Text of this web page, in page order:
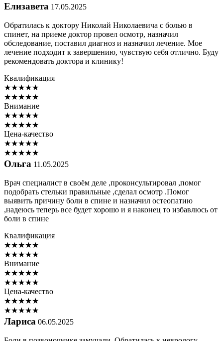
Елизавета 17.05.2025
Обратилась к доктору Николай Николаевича с болью в
спинет, на приеме доктор провел осмотр, назначил
обследование, поставил диагноз и назначил лечение. Мое
лечение подходит к завершению, чувствую себя отлично. Буду
рекомендовать доктора и клинику!
Квалификация
★★★★★
★★★★★
Внимание
★★★★★
★★★★★
Цена-качество
★★★★★
★★★★★
Ольга 11.05.2025
Врач специалист в своём деле ,проконсультировал ,помог
подобрать стельки правильные ,сделал осмотр .Помог
выявить причину боли в спине и назначил остеопатию
,надеюсь теперь все будет хорошо и я наконец то избавлюсь от
боли в спине
Квалификация
★★★★★
★★★★★
Внимание
★★★★★
★★★★★
Цена-качество
★★★★★
★★★★★
Лариса 06.05.2025